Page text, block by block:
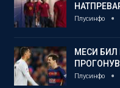
Плусинфо
МЕСИ БИЛ
Плусинфо